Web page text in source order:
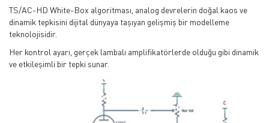
TS/AC-HD White-Box algoritması, analog devrelerin doğal kaos ve
dinamik tepkisini dijital dünyaya taşıyan gelişmiş bir modelleme
teknolojisidir.
Her kontrol ayarı, gerçek lambalı amplifikatörlerde olduğu gibi dinamik
ve etkileşimli bir tepki sunar.